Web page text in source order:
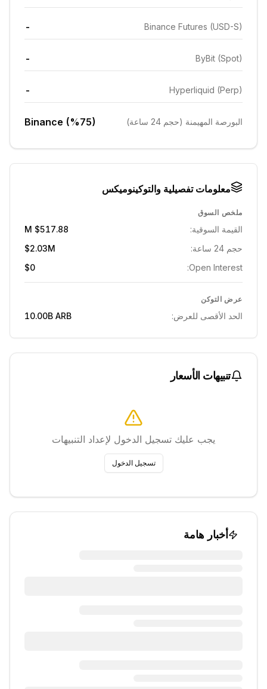
Binance Futures (USD-S)
-
ByBit (Spot)
-
Hyperliquid (Perp)
-
البورصة المهيمنة (حجم 24 ساعة) Binance (%75)
معلومات تفصيلية والتوكينوميكس
ملخص السوق
القيمة السوقية:
$517.88 M
حجم 24 ساعة:
$2.03M
Open Interest:
$0
عرض التوكن
الحد الأقصى للعرض: 10.00B ARB
تنبيهات الأسعار
يجب عليك تسجيل الدخول لإعداد التنبيهات
تسجيل الدخول
أخبار هامة